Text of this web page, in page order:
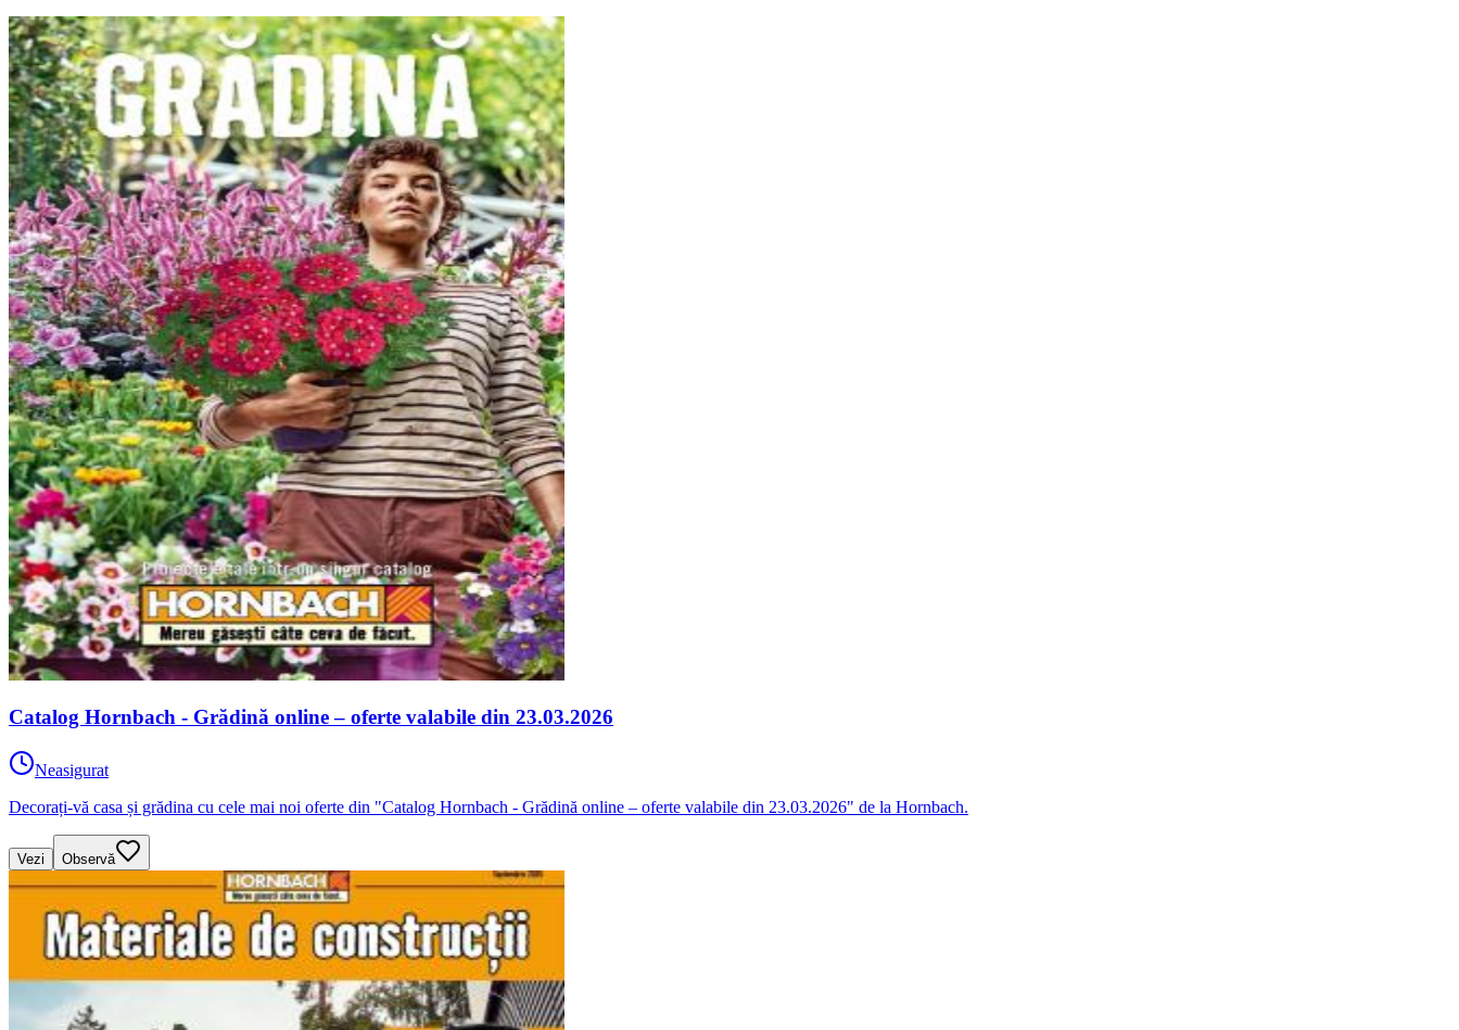
Catalog Hornbach - Grădină online – oferte valabile din 23.03.2026
Neasigurat
Decorați-vă casa și grădina cu cele mai noi oferte din "Catalog Hornbach - Grădină online – oferte valabile din 23.03.2026" de la Hornbach.
Vezi Observă